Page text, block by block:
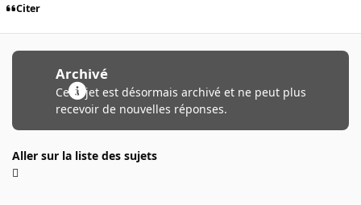
Citer
Archivé
Ce sujet est désormais archivé et ne peut plus
recevoir de nouvelles réponses.
Aller sur la liste des sujets